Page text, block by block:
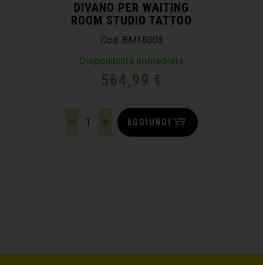
DIVANO PER WAITING
ROOM STUDIO TATTOO
Cod. BM18003
Disponibilità immediata
564,99 €
AGGIUNGI